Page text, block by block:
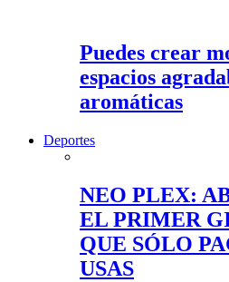
Puedes crear
espacios
aromáticas
Deportes
NEO PLEX:
EL PRIMER
QUE SÓLO
USAS